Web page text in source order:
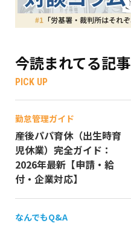
今読まれてる記事
PICK UP
勤怠管理ガイド
産後パパ育休（出生時育
児休業）完全ガイド：
2026年最新【申請・給
付・企業対応】
なんでもQ&A